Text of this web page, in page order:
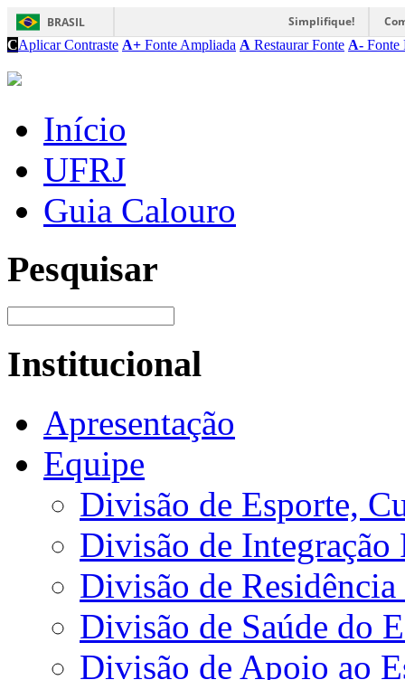
BRASIL Simplifique!
CAplicar Contraste A+ Fonte Ampliada A Restaurar Fonte A- Fonte
Início
UFRJ
Guia Calouro
Pesquisar
Institucional
Apresentação
Equipe
Divisão de Esporte,
Divisão de Integração
Divisão de
Divisão de Saúde do
Divisão de Apoio ao